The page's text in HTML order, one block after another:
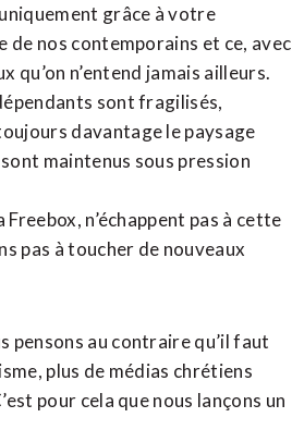
grâce à votre
de nos contemporains et ce, avec
qu’on n’entend jamais ailleurs.
sont fragilisés,
davantage le paysage
maintenus sous pression
n’échappent pas à cette
pas à toucher de nouveaux
pensons au contraire qu’il faut
plus de médias chrétiens
pour cela que nous lançons un